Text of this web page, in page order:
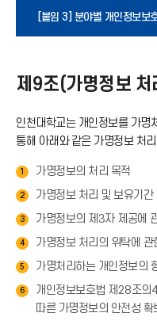
[붙임 3] 분야별 개인정보보
제9조(가명정보 처
인천대학교는 개인정보를 가명
통해 아래와 같은 가명정보 처
1 가명정보의 처리 목적
2 가명정보 처리 및 보유기간
3 가명정보의 제3자 제공에
4 가명정보 처리의 위탁에 관
5 가명처리하는 개인정보의
6
개인정보보호법 제28조의
따른 가명정보의 안전성